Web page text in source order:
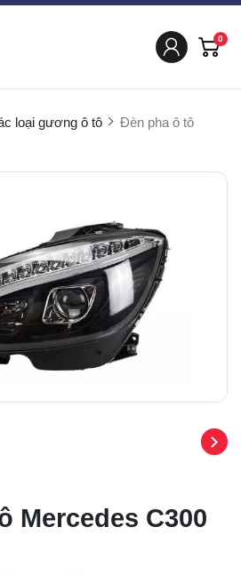
0
loại gương ô tô
Đèn pha ô tô
Mercedes C300